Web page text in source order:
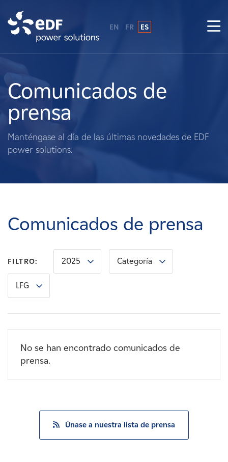
Sobre nosotros
Qué hacemos
Terratenientes
Carreras
Noticias
Contacte con
EN FR ES
Comunicados de
prensa
Manténgase al día de las últimas novedades de EDF
power solutions.
Comunicados de prensa
FILTRO: 2025 Categoría
LFG
No se han encontrado comunicados de
prensa.
Únase a nuestra lista de prensa